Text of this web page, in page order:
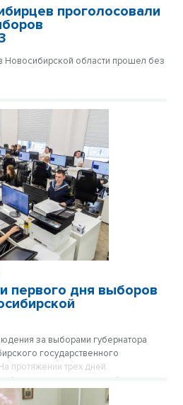
проголосовали
Новосибирской области прошел без
первого дня выборов
за выборами губернатора
государственного
протяжении трех дней
контролировать работу